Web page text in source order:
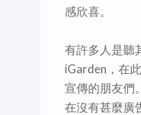
感欣喜。
有許多人是聽
iGarden，在
宣傳的朋友們
在沒有甚麼廣